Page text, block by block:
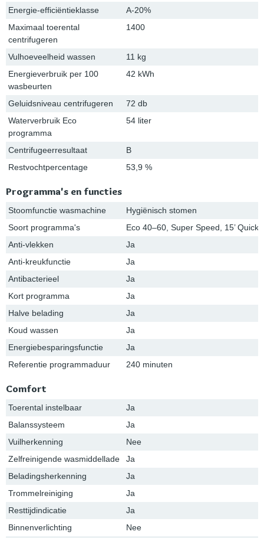
Energie-efficiëntieklasse
A-20%
Maximaal toerental
centrifugeren
1400
Vulhoeveelheid wassen
11 kg
Energieverbruik per 100
wasbeurten
42 kWh
Geluidsniveau centrifugeren
72 db
Waterverbruik Eco
programma
54 liter
Centrifugeerresultaat
B
Restvochtpercentage
53,9 %
Programma's en functies
Stoomfunctie wasmachine
Hygiënisch stomen
Soort programma's
Eco 40–60, Super Speed, 15’
Anti-vlekken
Ja
Anti-kreukfunctie
Ja
Antibacterieel
Ja
Kort programma
Ja
Halve belading
Ja
Koud wassen
Ja
Energiebesparingsfunctie
Ja
Referentie programmaduur
240 minuten
Comfort
Toerental instelbaar
Ja
Balanssysteem
Ja
Vuilherkenning
Nee
Zelfreinigende wasmiddellade
Ja
Beladingsherkenning
Ja
Trommelreiniging
Ja
Resttijdindicatie
Ja
Binnenverlichting
Nee